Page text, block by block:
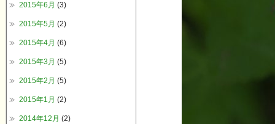
2015年6月 (3)
2015年5月 (2)
2015年4月 (6)
2015年3月 (5)
2015年2月 (5)
2015年1月 (2)
2014年12月 (2)